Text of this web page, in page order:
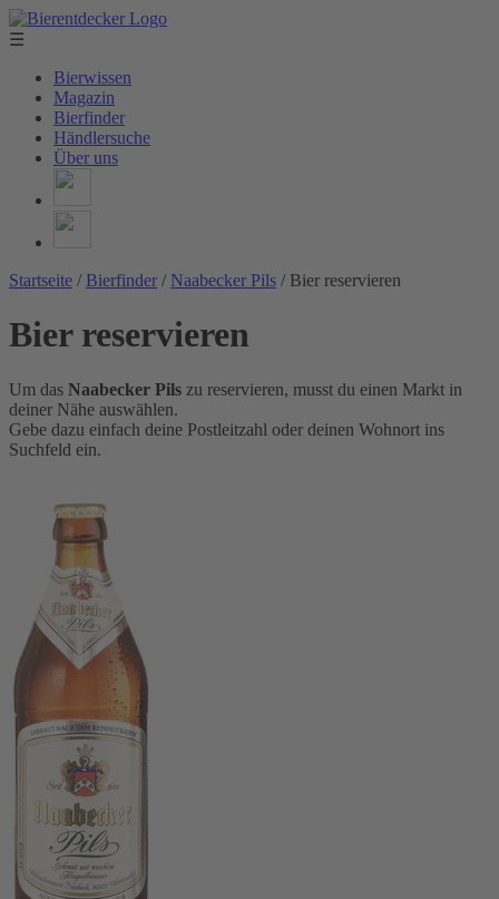
☰
Bierwissen
Magazin
Bierfinder
Händlersuche
Über uns
Startseite / Bierfinder / Naabecker Pils / Bier reservieren
Bier reservieren
Um das Naabecker Pils zu reservieren, musst du einen Markt in
deiner Nähe auswählen.
Gebe dazu einfach deine Postleitzahl oder deinen Wohnort ins
Suchfeld ein.